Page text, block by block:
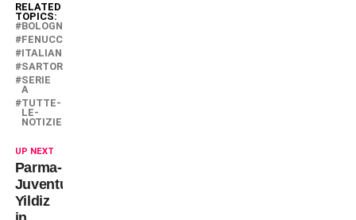
RELATED
TOPICS:
BOLOGNA
FENUCCI
ITALIANO
SARTORI
SERIE
A
TUTTE-
LE-
NOTIZIE
UP NEXT
Parma-
Juventus:
Yildiz